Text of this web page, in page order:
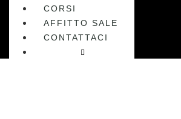
CORSI
AFFITTO SALE
CONTATTACI